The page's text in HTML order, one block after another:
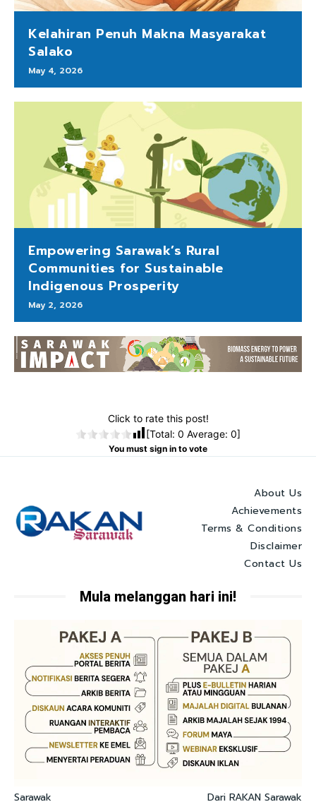
Kelahiran Penuh Makna Masyarakat
Salako
May 4, 2026
Empowering Sarawak’s Rural
Communities for Sustainable
Indigenous Prosperity
May 2, 2026
Click to rate this post!
[Total: 0 Average: 0]
You must sign in to vote
About Us
Achievements
Terms & Conditions
Disclaimer
Contact Us
Mula melanggan hari ini!
Sarawak Dari RAKAN Sarawak